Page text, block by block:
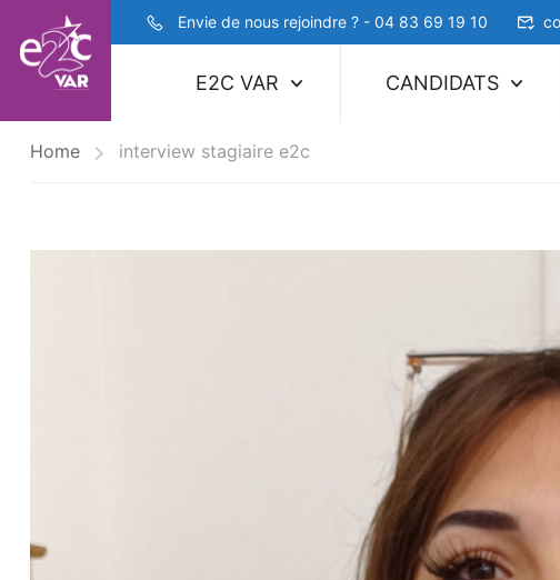
Envie de nous rejoindre ? - 04 83 69 19 10
E2C VAR CANDIDATS
Home interview stagiaire e2c